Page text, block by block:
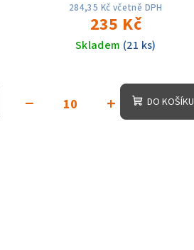
284,35 Kč včetně DPH
235 Kč
Skladem (21 ks)
+
− DO KOŠÍKU